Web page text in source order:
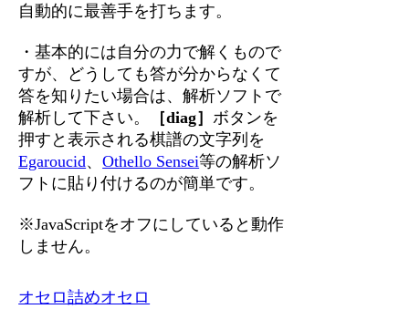
自動的に最善手を打ちます。
・基本的には自分の力で解くもので
すが、どうしても答が分からなくて
答を知りたい場合は、解析ソフトで
解析して下さい。
［diag］ ボタンを
押すと表示される棋譜の文字列を
Egaroucid、Othello Sensei等の解析ソ
フトに貼り付けるのが簡単です。
※JavaScriptをオフにしていると動作
しません。
オセロ詰めオセロ